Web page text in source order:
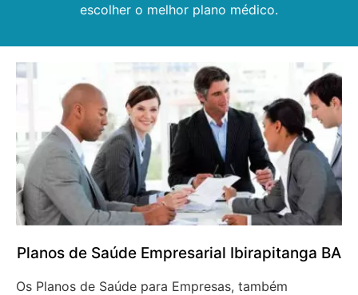
escolher o melhor plano médico.
Planos de Saúde Empresarial Ibirapitanga BA
Os Planos de Saúde para Empresas, também